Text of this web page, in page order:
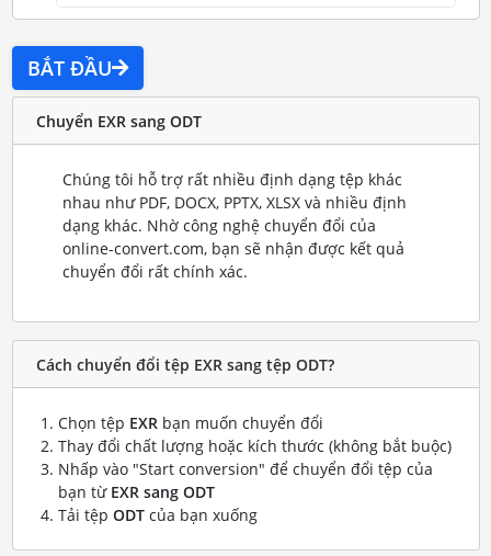
BẮT ĐẦU
Chuyển EXR sang ODT
Chúng tôi hỗ trợ rất nhiều định dạng tệp khác
nhau như PDF, DOCX, PPTX, XLSX và nhiều định
dạng khác. Nhờ công nghệ chuyển đổi của
online-convert.com, bạn sẽ nhận được kết quả
chuyển đổi rất chính xác.
Cách chuyển đổi tệp EXR sang tệp ODT?
Chọn tệp EXRbạn muốn chuyển đổi
Thay đổi chất lượng hoặc kích thước (không bắt buộc)
Nhấp vào "Start conversion" để chuyển đổi tệp của
bạn từ EXR sang ODT
Tải tệp ODTcủa bạn xuống